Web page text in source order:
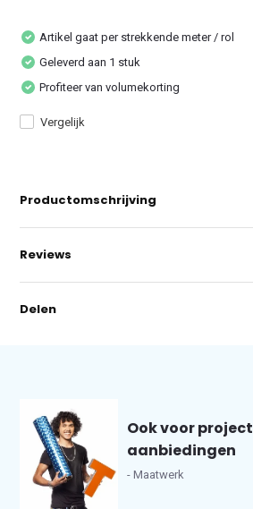
Artikel gaat per strekkende meter / rol
Geleverd aan 1 stuk
Profiteer van volumekorting
Vergelijk
Productomschrijving
Reviews
Delen
Ook voor project
aanbiedingen
- Maatwerk